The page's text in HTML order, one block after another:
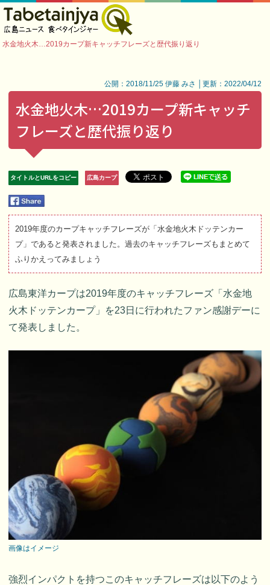
水金地火木…2019カープ新キャッチフレーズと歴代振り返り
公開：2018/11/25 伊藤 みさ │更新：2022/04/12
水金地火木…2019カープ新キャッチ
フレーズと歴代振り返り
タイトルとURLをコピー 広島カープ
2019年度のカープキャッチフレーズが「水金地火木ドッテンカー
プ」であると発表されました。過去のキャッチフレーズもまとめて
ふりかえってみましょう
広島東洋カープは2019年度のキャッチフレーズ「水金地
火木ドッテンカープ」を23日に行われたファン感謝デーに
て発表しました。
画像はイメージ
強烈インパクトを持つこのキャッチフレーズは以下のよう